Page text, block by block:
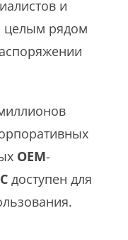
и
целым рядом
OEM-
доступен для